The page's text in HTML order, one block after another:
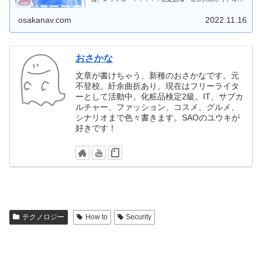
osakanav.com 2022.11.16
おさかな
文章が書けちゃう、新種のおさかなです。元
不登校。紆余曲折あり、現在はフリーライタ
ーとして活動中。化粧品検定2級。IT、サブカ
ルチャー、ファッション、コスメ、グルメ、
シナリオまで色々書きます。SAOのユウキが
好きです！
テクノロジー How to Security